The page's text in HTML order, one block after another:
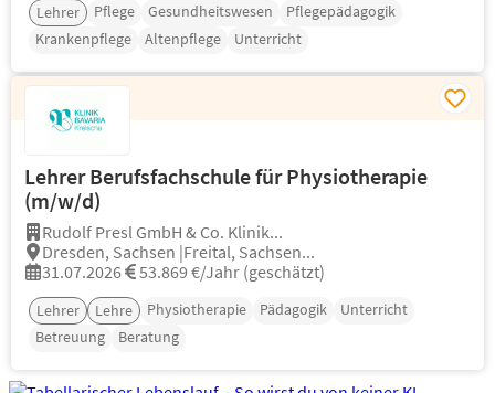
Lehrer Pflege Gesundheitswesen
Pflegepädagogik
Krankenpflege
Altenpflege Unterricht
Lehrer Berufsfachschule für Physiotherapie
(m/w/d)
Rudolf Presl GmbH & Co. Klinik...
Dresden, Sachsen |Freital, Sachsen...
31.07.2026
53.869 €/Jahr (geschätzt)
Lehrer Lehre Physiotherapie Pädagogik
Unterricht
Betreuung
Beratung